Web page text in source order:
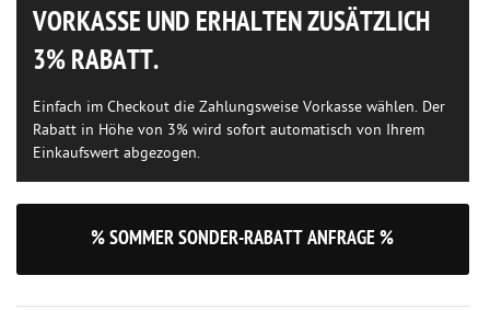
VORKASSE UND ERHALTEN ZUSÄTZLICH
3% RABATT.
Einfach im Checkout die Zahlungsweise Vorkasse wählen. Der
Rabatt in Höhe von 3% wird sofort automatisch von Ihrem
Einkaufswert abgezogen.
% SOMMER SONDER-RABATT ANFRAGE %